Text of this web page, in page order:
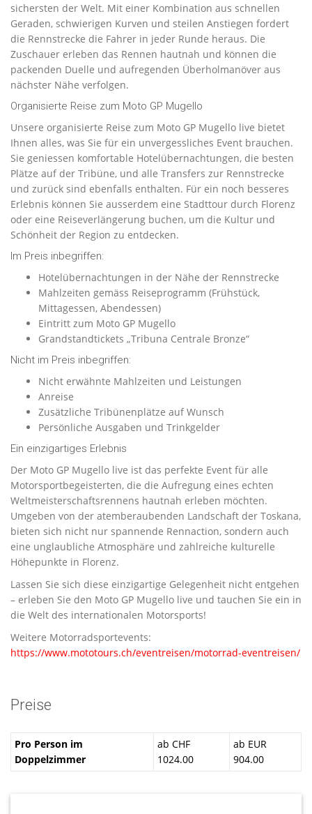
sichersten der Welt. Mit einer Kombination aus schnellen
Geraden, schwierigen Kurven und steilen Anstiegen fordert
die Rennstrecke die Fahrer in jeder Runde heraus. Die
Zuschauer erleben das Rennen hautnah und können die
packenden Duelle und aufregenden Überholmanöver aus
nächster Nähe verfolgen.
Organisierte Reise zum Moto GP Mugello
Unsere organisierte Reise zum Moto GP Mugello live bietet
Ihnen alles, was Sie für ein unvergessliches Event brauchen.
Sie geniessen komfortable Hotelübernachtungen, die besten
Plätze auf der Tribüne, und alle Transfers zur Rennstrecke
und zurück sind ebenfalls enthalten. Für ein noch besseres
Erlebnis können Sie ausserdem eine Stadttour durch Florenz
oder eine Reiseverlängerung buchen, um die Kultur und
Schönheit der Region zu entdecken.
Im Preis inbegriffen:
Hotelübernachtungen in der Nähe der Rennstrecke
Mahlzeiten gemäss Reiseprogramm (Frühstück,
Mittagessen, Abendessen)
Eintritt zum Moto GP Mugello
Grandstandtickets „Tribuna Centrale Bronze“
Nicht im Preis inbegriffen:
Nicht erwähnte Mahlzeiten und Leistungen
Anreise
Zusätzliche Tribünenplätze auf Wunsch
Persönliche Ausgaben und Trinkgelder
Ein einzigartiges Erlebnis
Der Moto GP Mugello live ist das perfekte Event für alle
Motorsportbegeisterten, die die Aufregung eines echten
Weltmeisterschaftsrennens hautnah erleben möchten.
Umgeben von der atemberaubenden Landschaft der Toskana,
bieten sich nicht nur spannende Rennaction, sondern auch
eine unglaubliche Atmosphäre und zahlreiche kulturelle
Höhepunkte in Florenz.
Lassen Sie sich diese einzigartige Gelegenheit nicht entgehen
– erleben Sie den Moto GP Mugello live und tauchen Sie ein in
die Welt des internationalen Motorsports!
Weitere Motorradsportevents:
https://www.mototours.ch/eventreisen/motorrad-eventreisen/
Preise
Pro Person im
Doppelzimmer
ab CHF
1024.00
ab EUR
904.00